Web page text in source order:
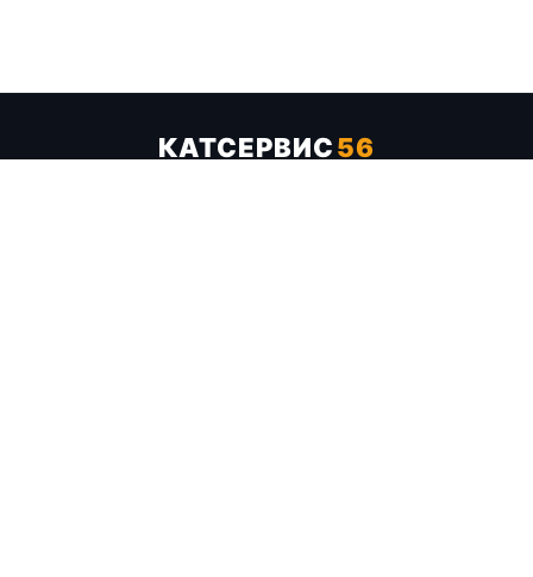
КАТСЕРВИС56